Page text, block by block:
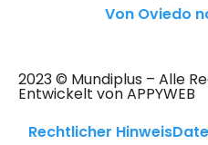
Von Oviedo
2023 © Mundiplus – Alle
Entwickelt von APPYWEB
Rechtlicher Hinweis